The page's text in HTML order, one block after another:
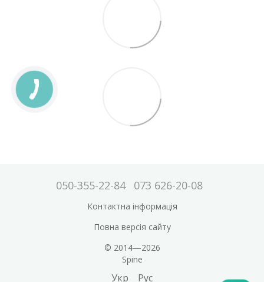
050-355-22-84 073 626-20-08
Контактна інформація
Повна версія сайту
© 2014—2026
Spine
Укр Рус